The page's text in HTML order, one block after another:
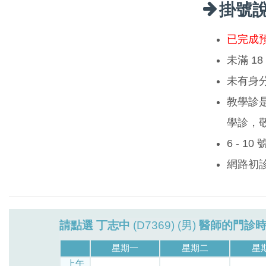
掛號
已完成
未滿 18
未有身
教學診
學診，
6 - 10
網路初